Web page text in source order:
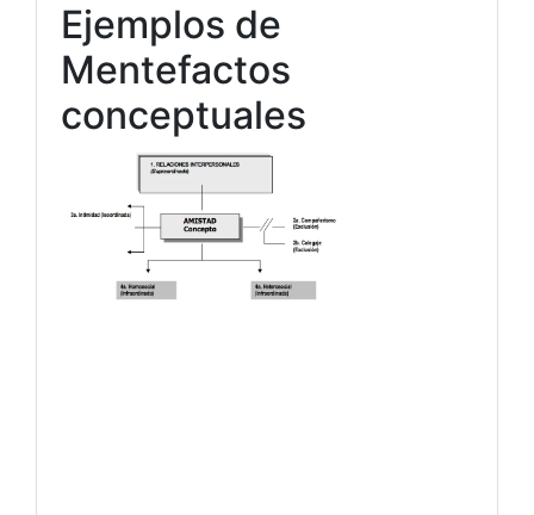
Ejemplos de
Mentefactos
conceptuales